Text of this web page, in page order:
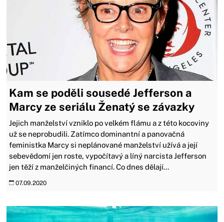
Kam se poděli sousedé Jefferson a
Marcy ze seriálu Ženatý se závazky
Jejich manželství vzniklo po velkém flámu a z této kocoviny
už se neprobudili. Zatímco dominantní a panovačná
feministka Marcy si neplánované manželství užívá a její
sebevědomí jen roste, vypočítavý a líný narcista Jefferson
jen těží z manželčiných financí. Co dnes dělají...
07.09.2020